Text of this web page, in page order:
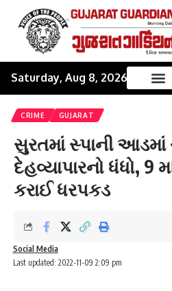
Saturday, Aug 8, 2026
CRIME GUJARAT
સુરતમાં સ્પાની આડમાં
દેહવ્યાપારનો ધંધો, 9
કરાઈ ધરપકડ
Last updated: 2022-11-09 2:09 pm
Social Media